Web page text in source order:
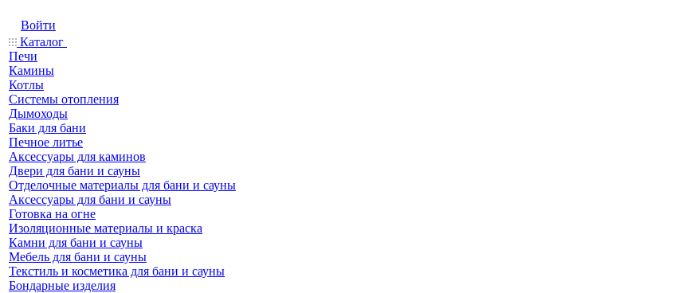
Войти
Каталог
Печи
Камины
Котлы
Системы отопления
Дымоходы
Баки для бани
Печное литье
Аксессуары для каминов
Двери для бани и сауны
Отделочные материалы для бани и сауны
Аксессуары для бани и сауны
Готовка на огне
Изоляционные материалы и краска
Камни для бани и сауны
Мебель для бани и сауны
Текстиль и косметика для бани и сауны
Бондарные изделия